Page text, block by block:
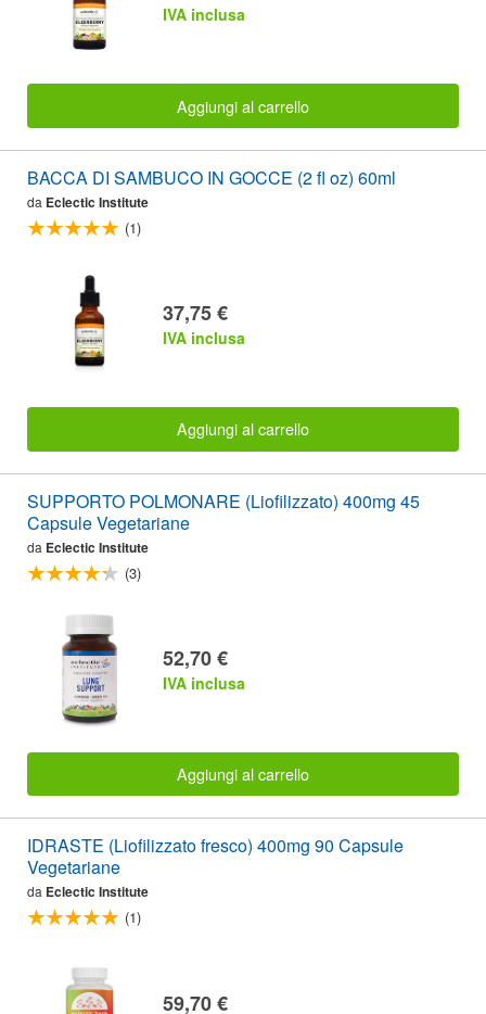
IVA inclusa
Aggiungi al carrello
BACCA DI SAMBUCO IN GOCCE (2 fl oz) 60ml
da Eclectic Institute
(1)
37,75 €
IVA inclusa
Aggiungi al carrello
SUPPORTO POLMONARE (Liofilizzato) 400mg 45
Capsule Vegetariane
da Eclectic Institute
(3)
52,70 €
IVA inclusa
Aggiungi al carrello
IDRASTE (Liofilizzato fresco) 400mg 90 Capsule
Vegetariane
da Eclectic Institute
(1)
59,70 €